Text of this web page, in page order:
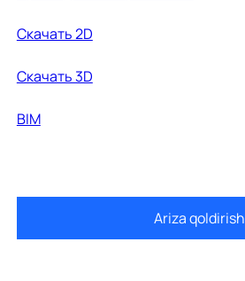
Cкачать 2D
Cкачать 3D
BIM
Ariza qoldirish